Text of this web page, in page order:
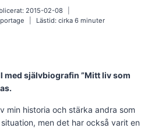
2015-02-08
Lästid: cirka6minuter
med självbiografin ”Mitt liv som
min historia och stärka andra som
men det har också varit en